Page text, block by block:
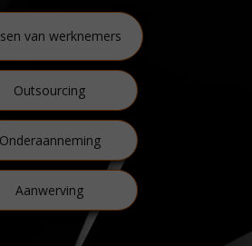
Aanwerving
Onderaanneming
Outsourcing
van werknemers